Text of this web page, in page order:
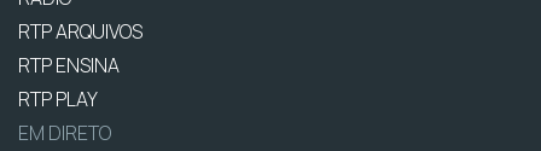
RTP ARQUIVOS
RTP ENSINA
RTP PLAY
EM DIRETO